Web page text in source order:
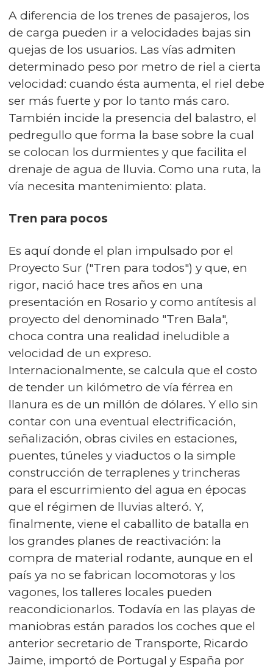
A diferencia de los trenes de pasajeros, los
de carga pueden ir a velocidades bajas sin
quejas de los usuarios. Las vías admiten
determinado peso por metro de riel a cierta
velocidad: cuando ésta aumenta, el riel debe
ser más fuerte y por lo tanto más caro.
También incide la presencia del balastro, el
pedregullo que forma la base sobre la cual
se colocan los durmientes y que facilita el
drenaje de agua de lluvia. Como una ruta, la
vía necesita mantenimiento: plata.
Tren para pocos
Es aquí donde el plan impulsado por el
Proyecto Sur ("Tren para todos") y que, en
rigor, nació hace tres años en una
presentación en Rosario y como antítesis al
proyecto del denominado "Tren Bala",
choca contra una realidad ineludible a
velocidad de un expreso.
Internacionalmente, se calcula que el costo
de tender un kilómetro de vía férrea en
llanura es de un millón de dólares. Y ello sin
contar con una eventual electrificación,
señalización, obras civiles en estaciones,
puentes, túneles y viaductos o la simple
construcción de terraplenes y trincheras
para el escurrimiento del agua en épocas
que el régimen de lluvias alteró. Y,
finalmente, viene el caballito de batalla en
los grandes planes de reactivación: la
compra de material rodante, aunque en el
país ya no se fabrican locomotoras y los
vagones, los talleres locales pueden
reacondicionarlos. Todavía en las playas de
maniobras están parados los coches que el
anterior secretario de Transporte, Ricardo
Jaime, importó de Portugal y España por